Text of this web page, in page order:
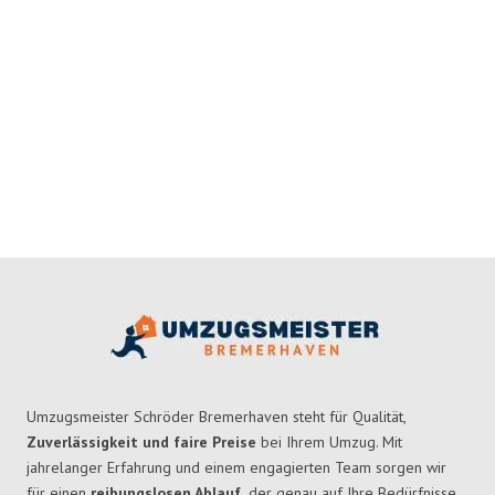
Umzugsmeister Schröder Bremerhaven steht für Qualität,
Zuverlässigkeit und faire Preise bei Ihrem Umzug. Mit
jahrelanger Erfahrung und einem engagierten Team sorgen wir